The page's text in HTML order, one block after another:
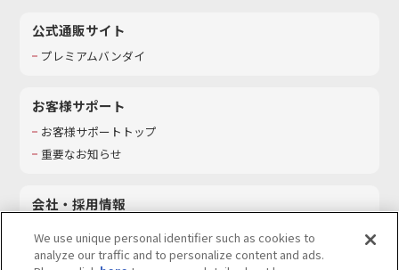
公式通販サイト
プレミアムバンダイ
お客様サポート
お客様サポートトップ
重要なお知らせ
会社・採用情報
採用情報
We use unique personal identifier such as cookies to
analyze our traffic and to personalize content and ads.